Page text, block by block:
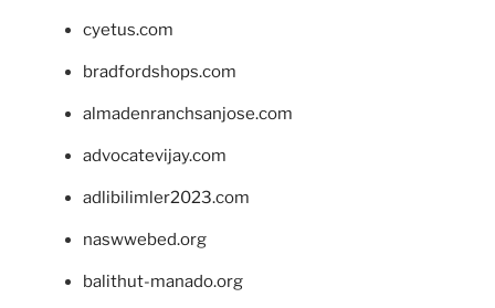
cyetus.com
bradfordshops.com
almadenranchsanjose.com
advocatevijay.com
adlibilimler2023.com
naswwebed.org
balithut-manado.org